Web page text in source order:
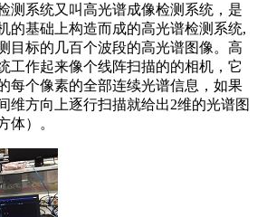
测系统又叫高光谱成像检测系统，是
的基础上构造而成的高光谱检测系统,
目标的几百个波段的高光谱图像。高
工作起来像个线阵扫描的的相机，它
每个像素的全部连续光谱信息，如果
维方向上逐行扫描就给出2维的光谱图
体）。